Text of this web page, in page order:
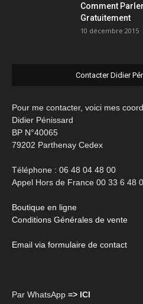
Comment
Gratuitement
10 décembre 2015
Contacter Didier
Pour me contacter, voici mes
Didier Pénissard
BP N°40065
79202 Parthenay Cedex
Téléphone : 06 48 04 48 00
Appel Hors de France 00 33 6 48
Boutique en ligne
Conditions Générales de vente
Email via formulaire de contact
Par WhatsApp => ICI